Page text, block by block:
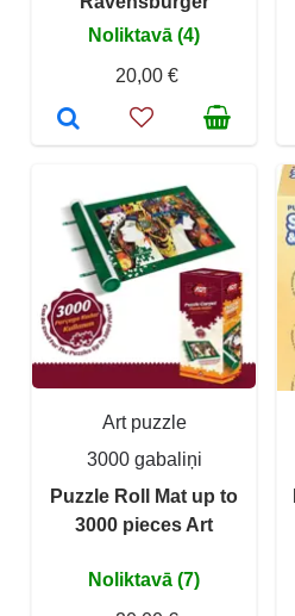
Noliktavā (4)
20,00 €
Art puzzle
3000 gabaliņi
Puzzle Roll Mat up to
3000 pieces Art
Noliktavā (7)